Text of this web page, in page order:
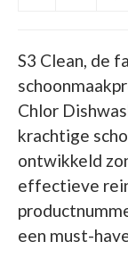
S3 Clean, de
Chlor
krachtige
ontwikkeld
effectieve
een must-